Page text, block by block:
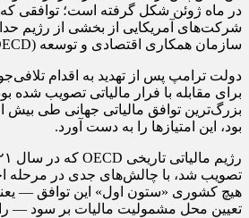
در ماه ژوئن شکل گرفته است؛ توافقی
شرکت‌های آمریکایی از بخشی از رژیم
سازمان همکاری اقتصادی و توسعه (OECD) بود.
دولت ترامپ پس از تهدید به اقدام
برای مقابله با فرار مالیاتی تصویب شده
بزرگ‌ترین توافق مالیاتی جهانی طی بیش
بود، این امتیازها را به دست آورد.
تصویب شد، با چالش‌های جدی در مرحله
هیچ کشوری «ستون اول» این توافق —
تعیین محل مشمولیت مالیات بر سود —